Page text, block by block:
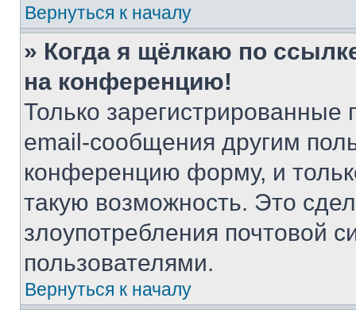
Вернуться к началу
» Когда я щёлкаю по
на конференцию!
Только зарегистрированные
email-сообщения другим
конференцию форму, и
такую возможность. Это
злоупотребления почтовой
пользователями.
Вернуться к началу